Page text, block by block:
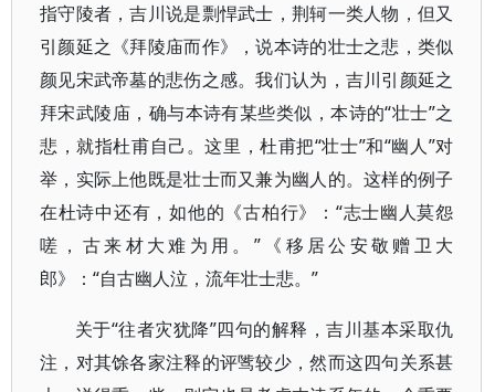
指守陵者，吉川说是剽悍武士，荆轲一类人物，但又
引颜延之《拜陵庙而作》，说本诗的壮士之悲，类似
颜见宋武帝墓的悲伤之感。我们认为，吉川引颜延之
拜宋武陵庙，确与本诗有某些类似，本诗的“壮士”之
悲，就指杜甫自己。这里，杜甫把“壮士”和“幽人”对
举，实际上他既是壮士而又兼为幽人的。这样的例子
在杜诗中还有，如他的《古柏行》：“志士幽人莫怨
嗟，古来材大难为用。”《移居公安敬赠卫大
郎》：“自古幽人泣，流年壮士悲。”
关于“往者灾犹降”四句的解释，吉川基本采取仇
注，对其馀各家注释的评骘较少，然而这四句关系甚